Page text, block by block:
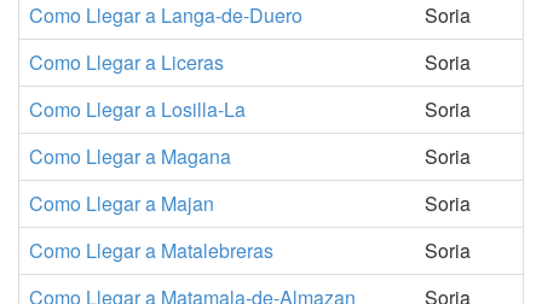
Como Llegar a Langa-de-Duero
Soria
Como Llegar a Liceras
Soria
Como Llegar a Losilla-La
Soria
Como Llegar a Magana
Soria
Como Llegar a Majan
Soria
Como Llegar a Matalebreras
Soria
Como Llegar a Matamala-de-Almazan
Soria